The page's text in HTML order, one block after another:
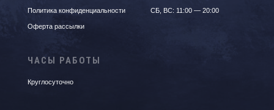
Политика конфиденциальности
Оферта рассылки
СБ, ВС: 11:00 — 20:00
ЧАСЫ РАБОТЫ
Круглосуточно